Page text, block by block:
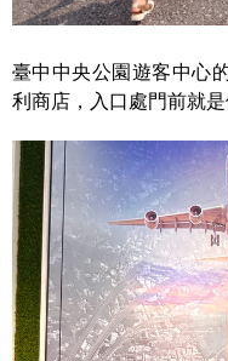
臺中中央公園遊客中心
利商店，入口處門前就